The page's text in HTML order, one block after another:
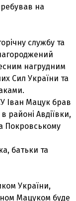
на
службу та
нагрудним
Сил України та
Іван Мацук брав
районі Авдіївки,
Покровському
батьки та
України,
Мацуком буде